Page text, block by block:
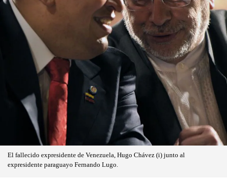
El fallecido expresidente de Venezuela, Hugo Chávez (i) junto al
expresidente paraguayo Fernando Lugo.